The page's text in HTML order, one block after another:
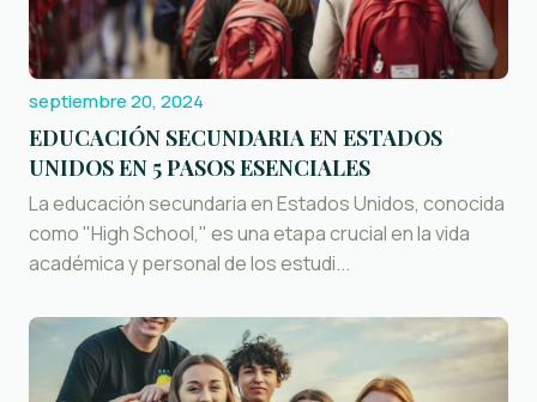
septiembre 20, 2024
EDUCACIÓN SECUNDARIA EN ESTADOS
UNIDOS EN 5 PASOS ESENCIALES
La educación secundaria en Estados Unidos, conocida
como "High School," es una etapa crucial en la vida
académica y personal de los estudi...